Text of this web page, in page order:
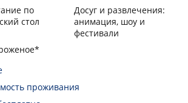
по
стол
Досуг и развлечения:
анимация, шоу и
фестивали
проживания